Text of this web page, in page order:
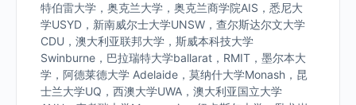
特伯雷大学，奥克兰大学，奥克兰商学院AIS，悉尼大
学USYD，新南威尔士大学UNSW，查尔斯达尔文大学
CDU，澳大利亚联邦大学，斯威本科技大学
Swinburne，巴拉瑞特大学ballarat，RMIT，墨尔本大
学，阿德莱德大学 Adelaide，莫纳什大学Monash，昆
士兰大学UQ，西澳大学UWA，澳大利亚国立大学